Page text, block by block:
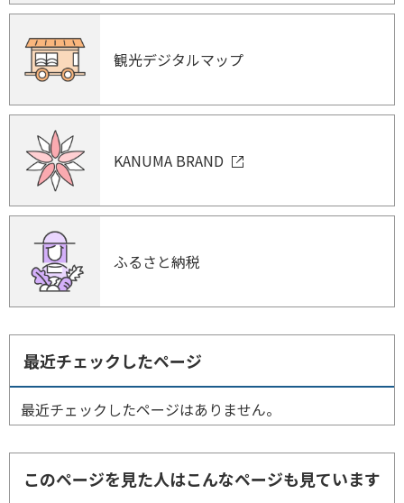
観光デジタルマップ
KANUMA BRAND
ふるさと納税
最近チェックしたページ
最近チェックしたページはありません。
このページを見た人はこんなページも見ています